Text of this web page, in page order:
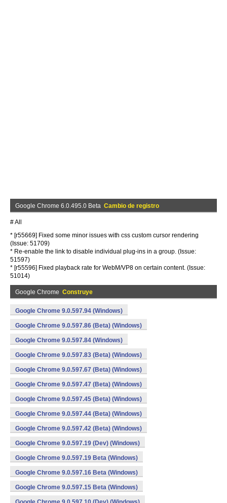
Google Chrome 6.0.495.0 Beta Cambio de registro
# All
* [r55669] Fixed some minor issues with css custom cursor rendering
(Issue: 51709)
* Re-enable the link to disable individual plug-ins in a group. (Issue:
51597)
* [r55596] Fixed playback rate for WebM/VP8 on certain content. (Issue:
51014)
Google Chrome Construye
Google Chrome 9.0.597.94 (Windows)
Google Chrome 9.0.597.86 (Beta) (Windows)
Google Chrome 9.0.597.84 (Windows)
Google Chrome 9.0.597.83 (Beta) (Windows)
Google Chrome 9.0.597.67 (Beta) (Windows)
Google Chrome 9.0.597.47 (Beta) (Windows)
Google Chrome 9.0.597.45 (Beta) (Windows)
Google Chrome 9.0.597.44 (Beta) (Windows)
Google Chrome 9.0.597.42 (Beta) (Windows)
Google Chrome 9.0.597.19 (Dev) (Windows)
Google Chrome 9.0.597.19 Beta (Windows)
Google Chrome 9.0.597.16 Beta (Windows)
Google Chrome 9.0.597.15 Beta (Windows)